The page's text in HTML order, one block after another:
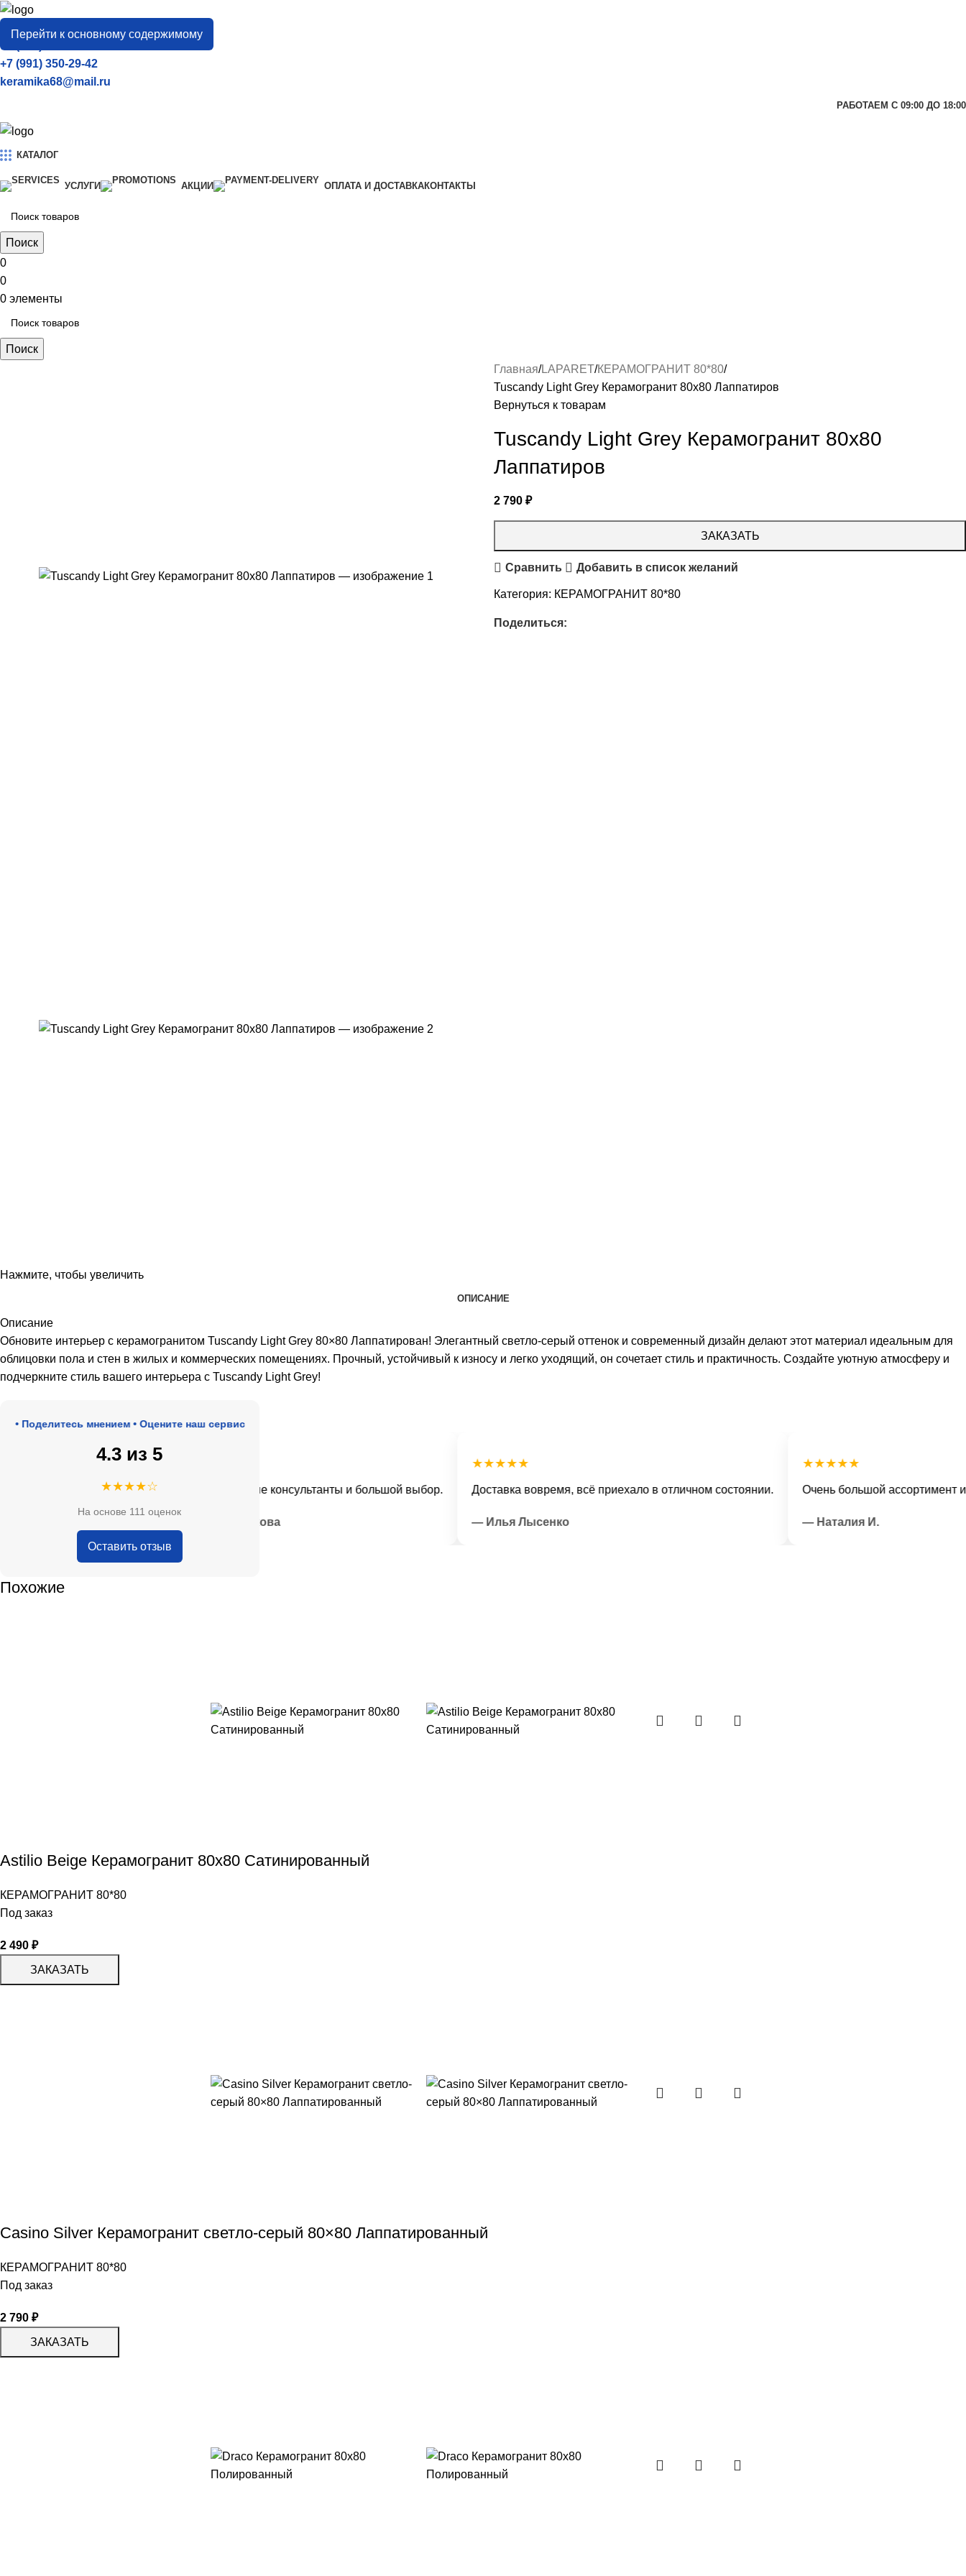
Перейти к основному содержимому
город
Тамбов
+7 (906) 657-33-54
+7 (991) 350-29-42
keramika68@mail.ru
РАБОТАЕМ С 09:00 ДО 18:00
КАТАЛОГ
УСЛУГИ АКЦИИ ОПЛАТА И ДОСТАВКАКОНТАКТЫ
Поиск
0
0
0 элементы
Поиск
Нажмите, чтобы увеличить
Главная LAPARET КЕРАМОГРАНИТ 80*80
Tuscandy Light Grey Керамогранит 80х80 Лаппатиров
Вернуться к товарам
Tuscandy Light Grey Керамогранит 80х80
Лаппатиров
2 790 ₽
ЗАКАЗАТЬ
Сравнить Добавить в список желаний
Категория: КЕРАМОГРАНИТ 80*80
Поделиться:
ОПИСАНИЕ
Описание
Обновите интерьер с керамогранитом Tuscandy Light Grey 80×80 Лаппатирован! Элегантный светло-серый оттенок и современный дизайн делают этот материал идеальным для
облицовки пола и стен в жилых и коммерческих помещениях. Прочный, устойчивый к износу и легко уходящий, он сочетает стиль и практичность. Создайте уютную атмосферу и
подчеркните стиль вашего интерьера с Tuscandy Light Grey!
мнением • Оцените наш сервис
4.3 из 5
★★★★☆
На основе 111 оценок
Оставить отзыв
адекватные цены.
★★★★★
Очень приятные консультанты и большой выбор.
★★★★★
Доставка вовремя, всё приехало в отличном состоянии.
— Илья Лысенко
★★★★★
Очень большой ассортимент и
— Наталия И.
Похожие
Astilio Beige Керамогранит 80х80 Сатинированный
КЕРАМОГРАНИТ 80*80
Под заказ
2 490 ₽
ЗАКАЗАТЬ
Casino Silver Керамогранит светло-серый 80×80 Лаппатированный
КЕРАМОГРАНИТ 80*80
Под заказ
2 790 ₽
ЗАКАЗАТЬ